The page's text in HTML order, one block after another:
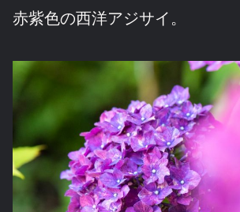
赤紫色の西洋アジサイ。